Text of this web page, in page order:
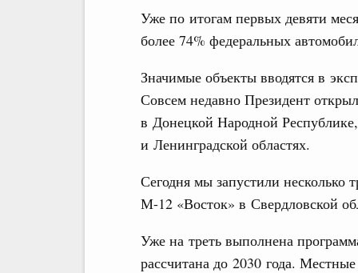
Уже по итогам первых девяти
более 74% федеральных
Значимые объекты вводятся в
Совсем недавно Президент
в Донецкой Народной
и Ленинградской областях.
Сегодня мы запустили несколько
М-12 «Восток» в Свердловской
Уже на треть выполнена
рассчитана до 2030 года.